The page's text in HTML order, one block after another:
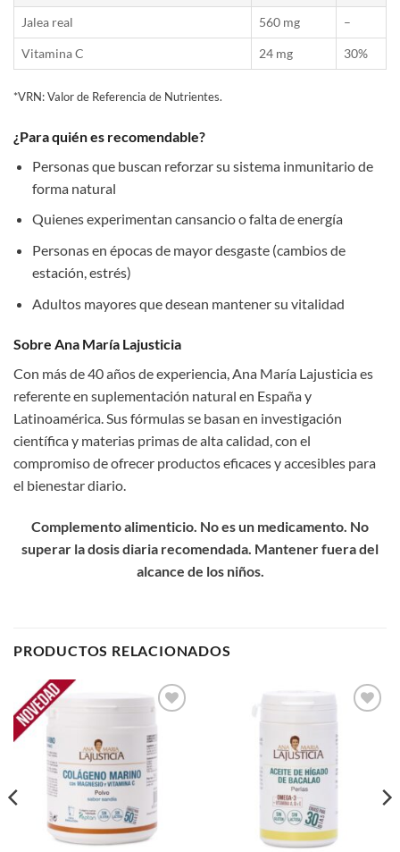
Jalea real 560 mg –
Vitamina C 24 mg 30%
*VRN: Valor de Referencia de Nutrientes.
¿Para quién es recomendable?
Personas que buscan reforzar su sistema inmunitario de
forma natural
Quienes experimentan cansancio o falta de energía
Personas en épocas de mayor desgaste (cambios de
estación, estrés)
Adultos mayores que desean mantener su vitalidad
Sobre Ana María Lajusticia
Con más de 40 años de experiencia, Ana María Lajusticia es
referente en suplementación natural en España y
Latinoamérica. Sus fórmulas se basan en investigación
científica y materias primas de alta calidad, con el
compromiso de ofrecer productos eficaces y accesibles para
el bienestar diario.
Complemento alimenticio. No es un medicamento. No
superar la dosis diaria recomendada. Mantener fuera del
alcance de los niños.
PRODUCTOS RELACIONADOS
wishlist